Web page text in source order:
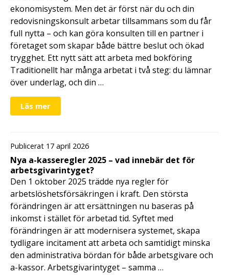
ekonomisystem. Men det är först när du och din
redovisningskonsult arbetar tillsammans som du får
full nytta – och kan göra konsulten till en partner i
företaget som skapar både bättre beslut och ökad
trygghet. Ett nytt sätt att arbeta med bokföring
Traditionellt har många arbetat i två steg: du lämnar
över underlag, och din …
Läs mer
Publicerat 17 april 2026
Nya a-kasseregler 2025 – vad innebär det för
arbetsgivarintyget?
Den 1 oktober 2025 trädde nya regler för
arbetslöshetsförsäkringen i kraft. Den största
förändringen är att ersättningen nu baseras på
inkomst i stället för arbetad tid. Syftet med
förändringen är att modernisera systemet, skapa
tydligare incitament att arbeta och samtidigt minska
den administrativa bördan för både arbetsgivare och
a-kassor. Arbetsgivarintyget – samma …